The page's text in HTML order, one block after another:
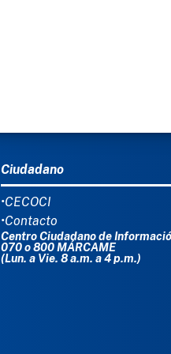
Ciudadano
•CECOCI
•Contacto
Centro Ciudadano de
070 o 800 MÁRCAME
(Lun. a Vie. 8 a.m. a 4 p.m.)